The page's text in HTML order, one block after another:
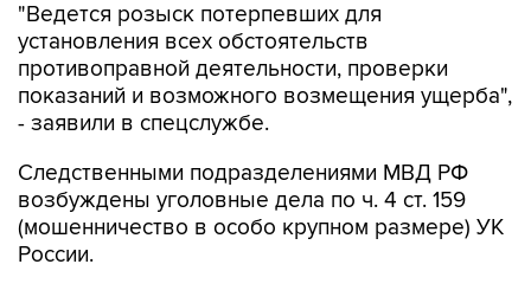
"Ведется розыск потерпевших для
установления всех обстоятельств
противоправной деятельности, проверки
показаний и возможного возмещения ущерба",
- заявили в спецслужбе.
Следственными подразделениями МВД РФ
возбуждены уголовные дела по ч. 4 ст. 159
(мошенничество в особо крупном размере) УК
России.